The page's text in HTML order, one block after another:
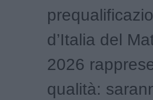
d’Italia del
2026
qualità: